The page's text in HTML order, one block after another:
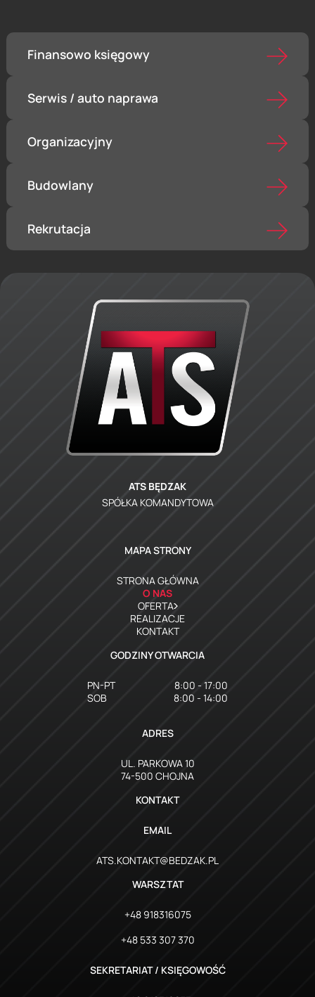
Finansowo księgowy
Serwis / auto naprawa
Organizacyjny
Budowlany
Rekrutacja
ATS BĘDZAK
SPÓŁKA KOMANDYTOWA
MAPA STRONY
STRONA GŁÓWNA
O NAS
OFERTA
REALIZACJE
KONTAKT
GODZINY OTWARCIA
PN-PT
8:00 - 17:00
SOB
8:00 - 14:00
ADRES
UL. PARKOWA 10
74-500 CHOJNA
KONTAKT
EMAIL
ATS.KONTAKT@BEDZAK.PL
WARSZTAT
+48 918316075
+48 533 307 370
SEKRETARIAT / KSIĘGOWOŚĆ